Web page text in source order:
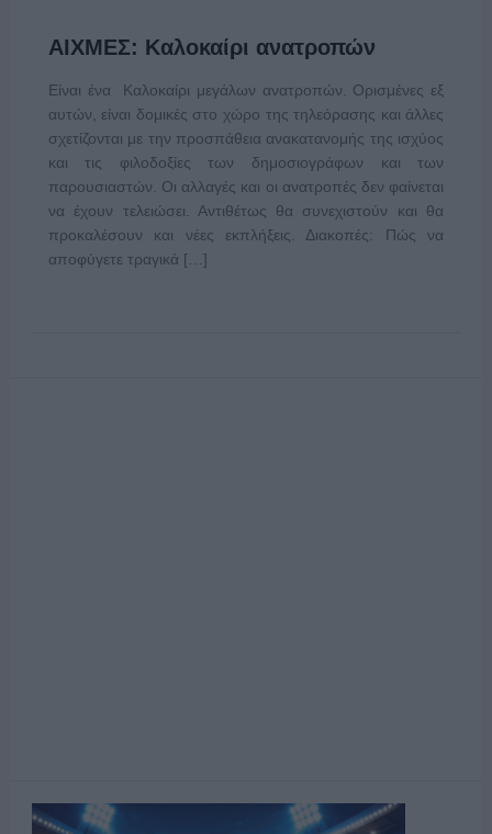
ΑΙΧΜΕΣ: Καλοκαίρι ανατροπών
Είναι ένα Καλοκαίρι μεγάλων ανατροπών. Ορισμένες εξ
αυτών, είναι δομικές στο χώρο της τηλεόρασης και άλλες
σχετίζονται με την προσπάθεια ανακατανομής της ισχύος
και τις φιλοδοξίες των δημοσιογράφων και των
παρουσιαστών. Οι αλλαγές και οι ανατροπές δεν φαίνεται
να έχουν τελειώσει. Αντιθέτως θα συνεχιστούν και θα
προκαλέσουν και νέες εκπλήξεις. Διακοπές: Πώς να
αποφύγετε τραγικά […]